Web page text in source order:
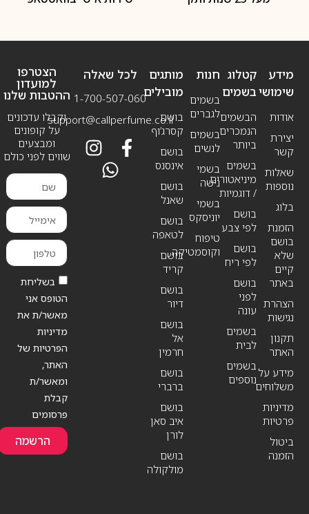
מידע
שימושי
אודות
יצירת
קשר
שאלות
נוספות
בלוג
הזמנת
בושם
שלא
קיים
באתר
הצהרת
נגישות
תקנון
האתר
מידע על
משלוחים
מדיניות
פרטיות
ביטול
הזמנה
חנות
בשמים
לגברים
בשמים
לנשים
בשמי
נישה
בשמי
יוניסקס
טיפוח
וקוסמטיקה
קטלוג
בשמים
הבשמים
הנמכרים
ביותר
בשמים
מיניאטורים
/ דוגמיות
בושם
לפי צבע
בושם
לפי ריח
בושם
לפני
עונה
בשמים
לבית
בשמים
נוספים
מותגים
מובילים
בושם
קסרג’וף
בושם
אינסנס
בושם
שאנל
בושם
לטאפה
בושם
קריד
בושם
דיור
בושם
אל
חרמין
בושם
ברברי
בושם
איב סאן
לורן
בושם
מולקולה
לכל שאלה
1-700-507-060
support@callperfume.co.il
הצטרפו
למועדון
ההטבות שלנו
וקבלו עדכונים
על קופונים
ומבצעים
שווים לפני כולם
בשליחת
הטופס אני
מאשר/ת את
מדיניות
הפרטיות של
האתר,
ומאשר/ת
קבלת
פרסומים
הרשמה